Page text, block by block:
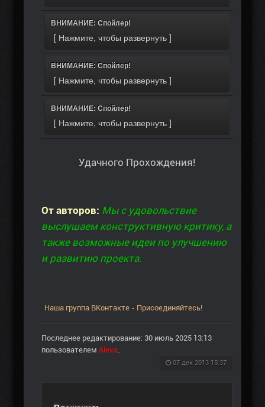
ВНИМАНИЕ: Спойлер!
ВНИМАНИЕ: Спойлер!
ВНИМАНИЕ: Спойлер!
Удачного Прохождения!
От авторов: Мы с удовольствие
выслушаем конструктивную критику, а
также возможные идеи по улучшению
и развитию проекта.
Наша группа ВКонтакте - Присоединяйтесь!
Последнее редактирование: 30 июль 2025 13:13
пользователем Alexs.
07 дек 2013 15:37